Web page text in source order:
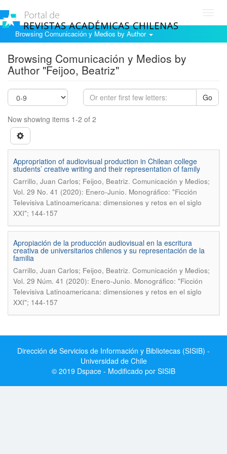
Browsing Comunicación y Medios by Author
Browsing Comunicación y Medios by
Author "Feijoo, Beatriz"
Go
Now showing items 1-2 of 2
Appropriation of audiovisual production in Chilean college
students’ creative writing and their representation of family
Carrillo, Juan Carlos; Feijoo, Beatriz. Comunicación y Medios;
Vol. 29 No. 41 (2020): Enero-Junio. Monográfico: "Ficción
Televisiva Latinoamericana: dimensiones y retos en el siglo
XXI"; 144-157
Apropiación de la producción audiovisual en la escritura
creativa de universitarios chilenos y su representación de la
familia
Carrillo, Juan Carlos; Feijoo, Beatriz. Comunicación y Medios;
Vol. 29 Núm. 41 (2020): Enero-Junio. Monográfico: "Ficción
Televisiva Latinoamericana: dimensiones y retos en el siglo
XXI"; 144-157
Dirección de Servicios de Información y Bibliotecas (SISIB) -
Universidad de Chile
© 2019 Dspace - Modificado por SISIB